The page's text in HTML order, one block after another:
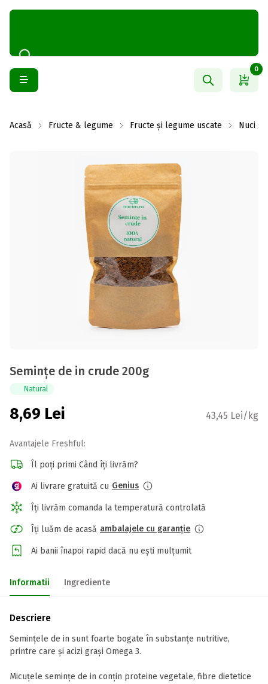
0
Acasă Fructe & legume Fructe și legume uscate Nuci și
Semințe de in crude 200g
Natural
8,69 Lei 43,45 Lei/kg
Avantajele Freshful:
Îl poți primi Când îți livrăm?
Ai livrare gratuită cu Genius
Îți livrăm comanda la temperatură controlată
Îți luăm de acasă ambalajele cu garanție
Ai banii înapoi rapid dacă nu ești mulțumit
Informatii Ingrediente
Descriere
Semințele de in sunt foarte bogate în substanțe nutritive,
printre care și acizi grași Omega 3.
Micuțele semințe de in conțin proteine vegetale, fibre dietetice